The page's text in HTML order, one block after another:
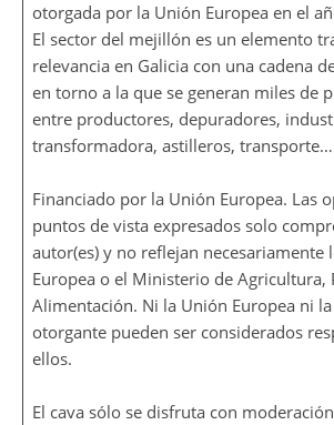
otorgada por la Unión Europea en el
El sector del mejillón es un elemento
relevancia en Galicia con una cadena
en torno a la que se generan miles de
entre productores, depuradores,
transformadora, astilleros, transporte…
Financiado por la Unión Europea. Las
puntos de vista expresados solo
autor(es) y no reflejan necesariamente
Europea o el Ministerio de Agricultura,
Alimentación. Ni la Unión Europea ni
otorgante pueden ser considerados
ellos.
El cava sólo se disfruta con